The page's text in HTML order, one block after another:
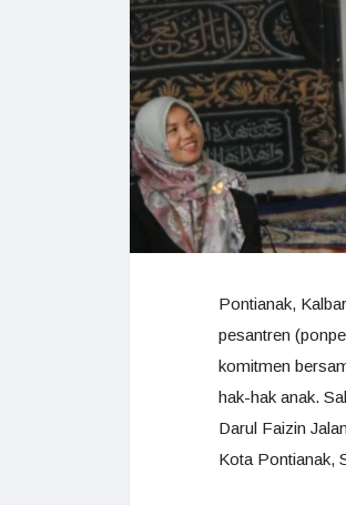
Pontianak,
pesantren
komitmen
hak-hak anak.
Darul Faizin
Kota Pontianak,